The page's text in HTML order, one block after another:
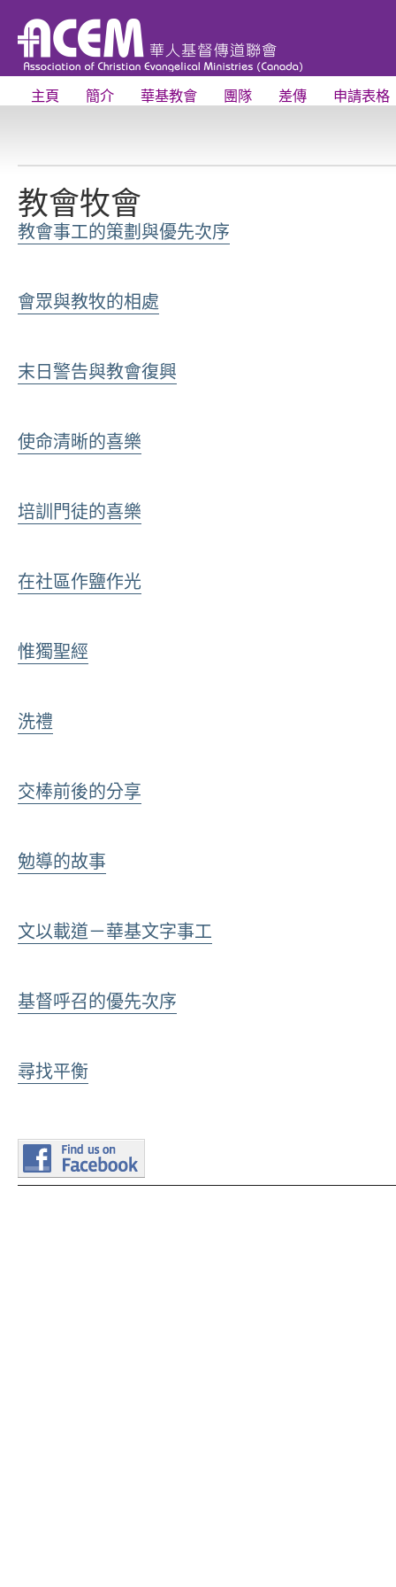
主頁 簡介 華基教會 團隊 差傳 申請表格
教會牧會
教會事工的策劃與優先次序
會眾與教牧的相處
末日警告與教會復興
使命清晰的喜樂
培訓門徒的喜樂
在社區作鹽作光
惟獨聖經
洗禮
交棒前後的分享
勉導的故事
文以載道－華基文字事工
基督呼召的優先次序
尋找平衡